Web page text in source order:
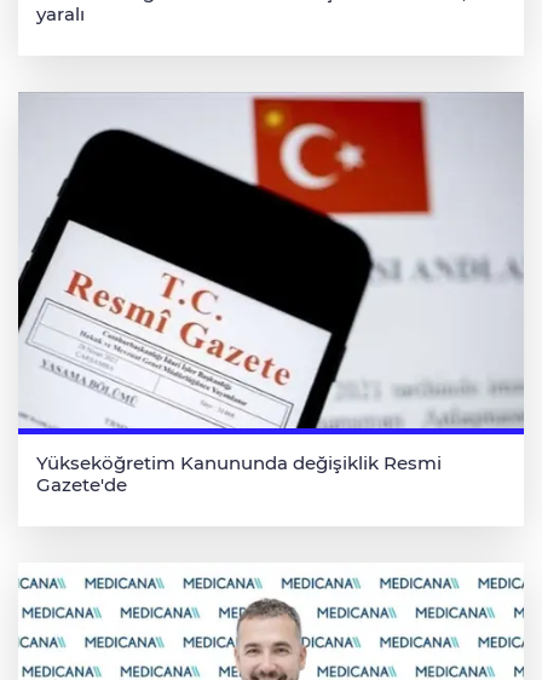
yaralı
Yükseköğretim Kanununda değişiklik Resmi
Gazete'de